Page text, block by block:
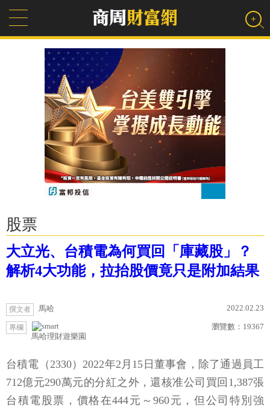
股票
大立光、台積電為何買回「庫藏股」？
解析4大功能，拉抬股價竟只是附加結果
撰文者 馬哈 2022.02.23
專欄
馬哈理財遊樂園
瀏覽數： 19367
台積電（2330）2022年2月15日董事會，除了通過員工
712億元290萬元的分紅之外，還核准公司買回1,387張
台積電股票，價格在444元～960元，但公司特別強